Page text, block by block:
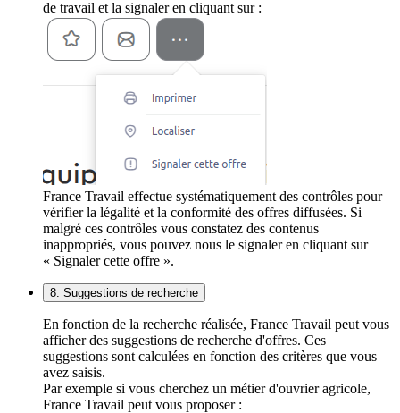
de travail et la signaler en cliquant sur :
France Travail effectue systématiquement des contrôles pour
vérifier la légalité et la conformité des offres diffusées. Si
malgré ces contrôles vous constatez des contenus
inappropriés, vous pouvez nous le signaler en cliquant sur
« Signaler cette offre ».
8. Suggestions de recherche
En fonction de la recherche réalisée, France Travail peut vous
afficher des suggestions de recherche d'offres. Ces
suggestions sont calculées en fonction des critères que vous
avez saisis.
Par exemple si vous cherchez un métier d'ouvrier agricole,
France Travail peut vous proposer :